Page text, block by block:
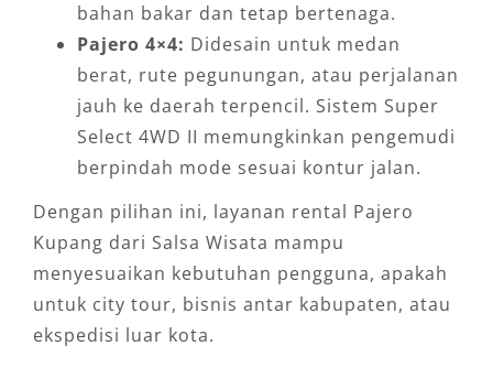
bahan bakar dan tetap bertenaga.
Pajero 4×4: Didesain untuk medan
berat, rute pegunungan, atau perjalanan
jauh ke daerah terpencil. Sistem Super
Select 4WD II memungkinkan pengemudi
berpindah mode sesuai kontur jalan.
Dengan pilihan ini, layanan rental Pajero
Kupang dari Salsa Wisata mampu
menyesuaikan kebutuhan pengguna, apakah
untuk city tour, bisnis antar kabupaten, atau
ekspedisi luar kota.